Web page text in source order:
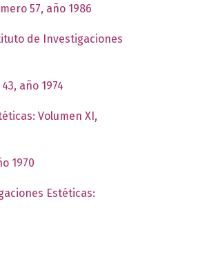
57, año 1986
de Investigaciones
año 1974
Volumen XI,
1970
Estéticas: